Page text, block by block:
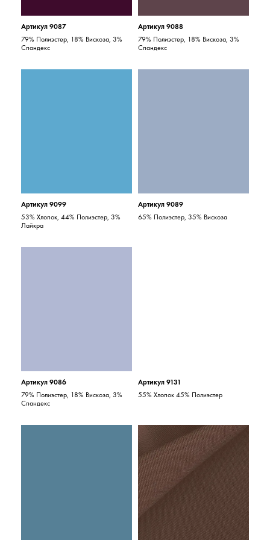
Артикул 9087
79% Полиэстер, 18% Вискоза, 3%
Спандекс
Артикул 9088
79% Полиэстер, 18% Вискоза, 3%
Спандекс
Артикул 9099
53% Хлопок, 44% Полиэстер, 3%
Лайкра
Артикул 9089
65% Полиэстер, 35% Вискоза
Артикул 9086
79% Полиэстер, 18% Вискоза, 3%
Спандекс
Артикул 9131
55% Хлопок 45% Полиэстер